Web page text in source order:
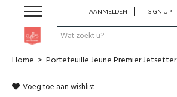
AANMELDEN SIGN UP
Pen & Papier
Home > Portefeuille Jeune Premier
Voeg toe aan wishlist